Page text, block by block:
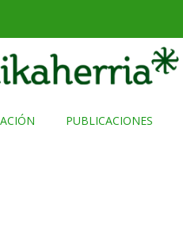
PUBLICACIONES